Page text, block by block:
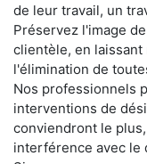
de leur travail, un
Préservez l'image
clientèle, en
l'élimination de
Nos professionnels
interventions de
conviendront le
interférence avec le